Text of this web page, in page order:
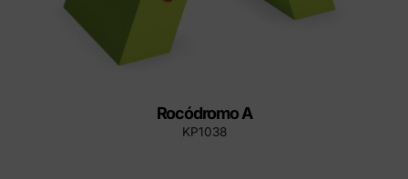
Rocódromo A
KP1038